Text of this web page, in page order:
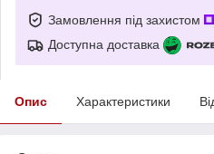
Замовлення під захистом
Доступна доставка
Опис Характеристики